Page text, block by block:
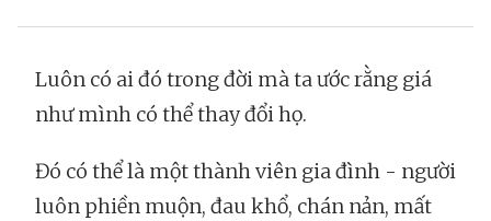
Luôn có ai đó trong đời mà ta ước rằng giá
như mình có thể thay đổi họ.
Đó có thể là một thành viên gia đình - người
luôn phiền muộn, đau khổ, chán nản, mất